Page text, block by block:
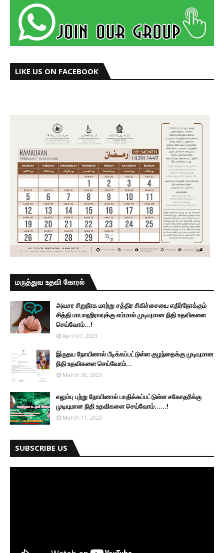
LIKE US ON FACEBOOK
மருத்துவ உதவி கோரல்
அவசர சிறுநீரக மாற்று சத்திர சிகிச்சையை எதிர்நோக்கும்
சித்தி மாபாஹிராவுக்கு எம்மால் முடியுமான நிதி உதவிகளை
செய்வோம்...!
April 07, 2023
இருதய நோயினால் பீடிக்கப்பட்டுள்ள குழந்தைக்கு முடியுமான
நிதி உதவிகளை செய்வோம்...
March 30, 2023
எலும்பு புற்று நோயினால் பாதிக்கப்பட்டுள்ள சகோதரிக்கு
முடியுமான நிதி உதவிகளை செய்வோம்......!
March 11, 2023
SUBSCRIBE US